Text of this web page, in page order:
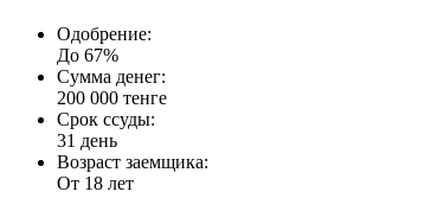
Одобрение:
До 67%
Сумма денег:
200 000 тенге
Срок ссуды:
31 день
Возраст заемщика:
От 18 лет